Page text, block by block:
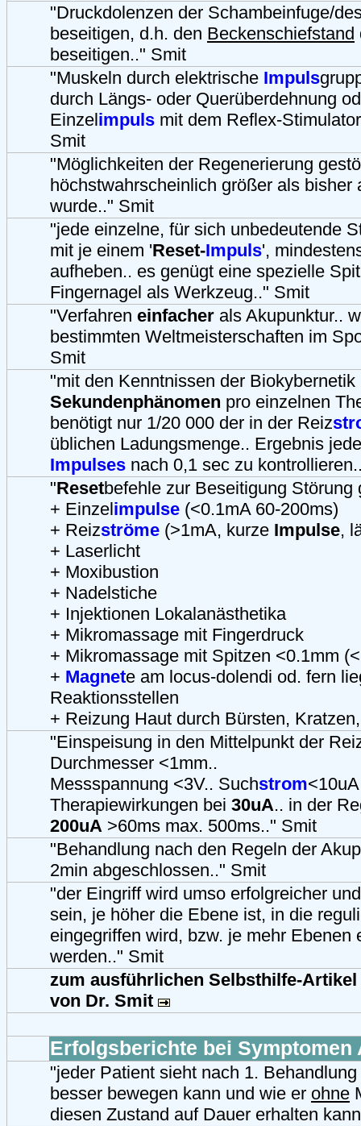
"Druckdolenzen der Schambeinfuge/
beseitigen, d.h. den Beckenschiefstand
beseitigen.." Smit
"Muskeln durch elektrische Impuls
durch Längs- oder Querüberdehnung
Einzelimpuls mit dem Reflex-
Smit
"Möglichkeiten der Regenerierung
höchstwahrscheinlich größer als bisher
wurde.." Smit
"jede einzelne, für sich unbedeutende
mit je einem 'Reset-Impuls',
aufheben.. es genügt eine spezielle
Fingernagel als Werkzeug.." Smit
"Verfahren einfacher als Akupunktur..
bestimmten Weltmeisterschaften im
Smit
"mit den Kenntnissen der
Sekundenphänomen pro einzelnen
benötigt nur 1/20 000 der in der Reiz
üblichen Ladungsmenge.. Ergebnis
Impulses nach 0,1 sec zu
"Resetbefehle zur Beseitigung Störung
+ Einzelimpulse (<0.1mA 60-200ms)
+ Reizströme (>1mA, kurze Impulse,
+ Laserlicht
+ Moxibustion
+ Nadelstiche
+ Injektionen Lokalanästhetika
+ Mikromassage mit Fingerdruck
+ Mikromassage mit Spitzen <0.1mm
+ Magnete am locus-dolendi od. fern
Reaktionsstellen
+ Reizung Haut durch Bürsten,
"Einspeisung in den Mittelpunkt der
Durchmesser <1mm..
Messspannung <3V.. Suchstrom
Therapiewirkungen bei 30uA.. in der
200uA >60ms max. 500ms.." Smit
"Behandlung nach den Regeln der
2min abgeschlossen.." Smit
"der Eingriff wird umso erfolgreicher
sein, je höher die Ebene ist, in die
eingegriffen wird, bzw. je mehr Ebenen
werden.." Smit
zum ausführlichen Selbsthilfe-
von Dr. Smit
Erfolgsberichte bei Symptomen
"jeder Patient sieht nach 1.
besser bewegen kann und wie er ohne
diesen Zustand auf Dauer erhalten